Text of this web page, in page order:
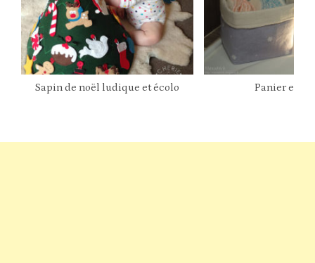
Sapin de noël ludique et écolo Panier en